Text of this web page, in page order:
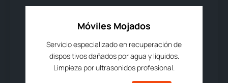
Móviles Mojados
Servicio especializado en recuperación de
dispositivos dañados por agua y líquidos.
Limpieza por ultrasonidos profesional.